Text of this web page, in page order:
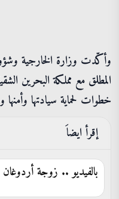
وأكّدت وزارة الخارجية
المطلق مع مملكة البحرين
خطوات لحماية سيادتها وأمنها
إقرأ ايضاَ
بالفيديو .. زوجة